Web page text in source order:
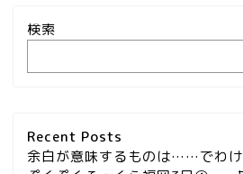
検索
Recent Posts
余白が意味するものは……でわけ